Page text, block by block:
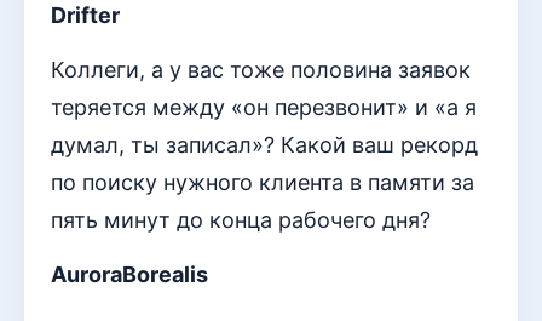
Drifter
Коллеги, а у вас тоже половина заявок
теряется между «он перезвонит» и «а я
думал, ты записал»? Какой ваш рекорд
по поиску нужного клиента в памяти за
пять минут до конца рабочего дня?
AuroraBorealis